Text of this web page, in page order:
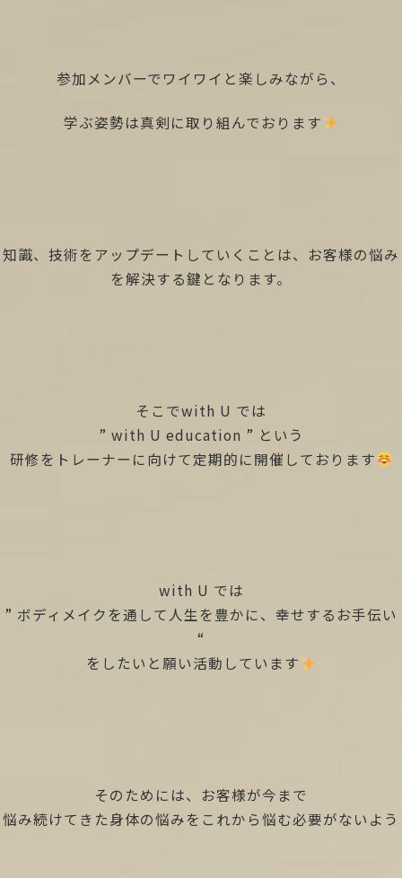
参加メンバーでワイワイと楽しみながら、
学ぶ姿勢は真剣に取り組んでおります
知識、技術をアップデートしていくことは、お客様の悩み
を解決する鍵となります。
そこでwith U では
” with U education ” という
研修をトレーナーに向けて定期的に開催しております
with U では
” ボディメイクを通して人生を豊かに、幸せするお手伝い
“
をしたいと願い活動しています
そのためには、お客様が今まで
悩み続けてきた身体の悩みをこれから悩む必要がないよう